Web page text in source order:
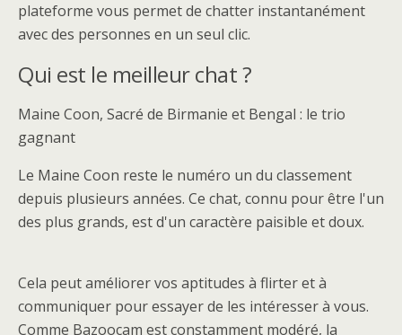
plateforme vous permet de chatter instantanément
avec des personnes en un seul clic.
Qui est le meilleur chat ?
Maine Coon, Sacré de Birmanie et Bengal : le trio
gagnant
Le Maine Coon reste le numéro un du classement
depuis plusieurs années. Ce chat, connu pour être l'un
des plus grands, est d'un caractère paisible et doux.
Cela peut améliorer vos aptitudes à flirter et à
communiquer pour essayer de les intéresser à vous.
Comme Bazoocam est constamment modéré, la